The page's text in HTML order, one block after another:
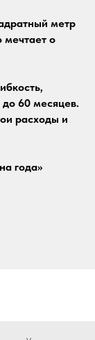
метр
мечтает о
60 месяцев.
расходы и
года»